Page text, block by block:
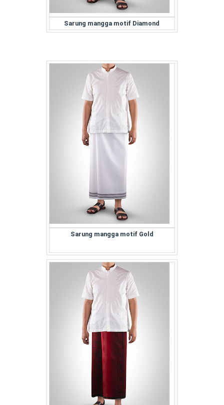
Sarung mangga motif Diamond
Sarung mangga motif Gold